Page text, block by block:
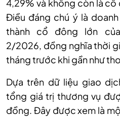
4,29% và không còn là
Điều đáng chú ý là
thành cổ đông lớn
2/2026, đồng nghĩa thời
tháng trước khi gần như
Dựa trên dữ liệu giao
tổng giá trị thương vụ
đồng. Đây được xem là